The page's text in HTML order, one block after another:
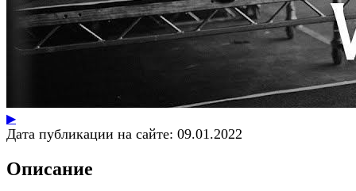
▶
Дата публикации на сайте: 09.01.2022
Описание